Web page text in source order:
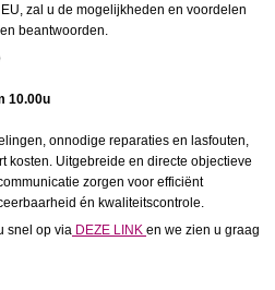
zal u de mogelijkheden en voordelen
beantwoorden.
10.00u
onnodige reparaties en lasfouten,
kosten. Uitgebreide en directe objectieve
zorgen voor efficiënt
én kwaliteitscontrole.
snel op via DEZE LINK en we zien u graag